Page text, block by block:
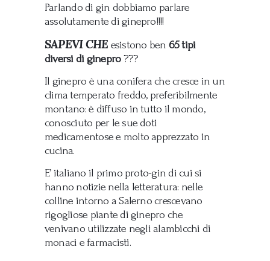
Parlando di gin dobbiamo parlare
assolutamente di ginepro!!!!
SAPEVI CHE esistono ben 65 tipi
diversi di ginepro???
Il ginepro è una conifera che cresce in un
clima temperato freddo, preferibilmente
montano: è diffuso in tutto il mondo,
conosciuto per le sue doti
medicamentose e molto apprezzato in
cucina.
E’ italiano il primo proto-gin di cui si
hanno notizie nella letteratura: nelle
colline intorno a Salerno crescevano
rigogliose piante di ginepro che
venivano utilizzate negli alambicchi di
monaci e farmacisti.